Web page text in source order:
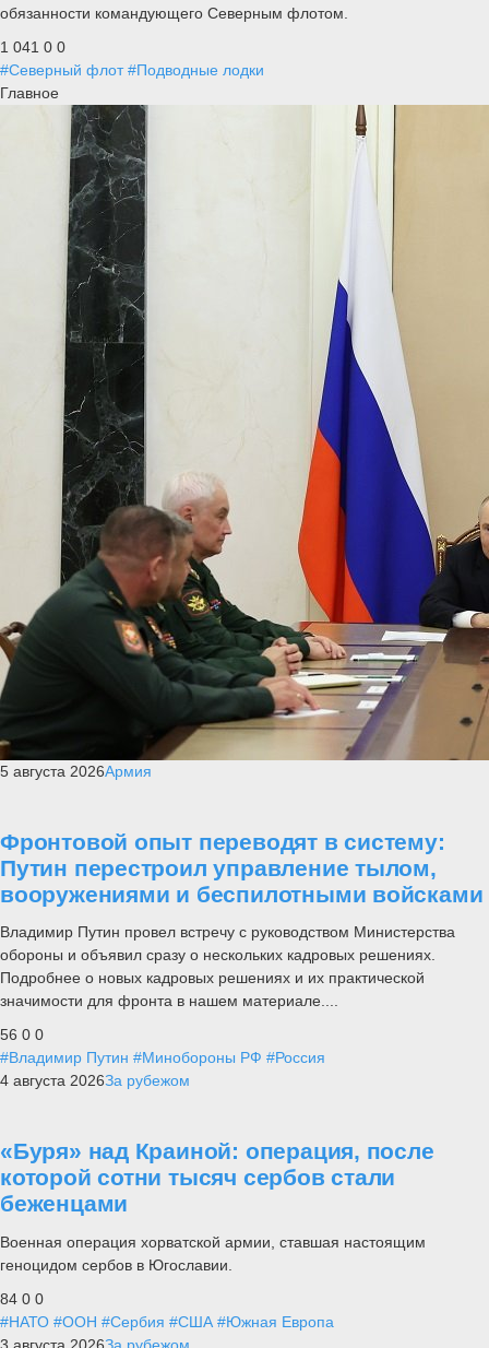
обязанности командующего Северным флотом.
1 041 0 0
#Северный флот #Подводные лодки
Главное
5 августа 2026Армия
Фронтовой опыт переводят в систему:
Путин перестроил управление тылом,
вооружениями и беспилотными войсками
Владимир Путин провел встречу с руководством Министерства
обороны и объявил сразу о нескольких кадровых решениях.
Подробнее о новых кадровых решениях и их практической
значимости для фронта в нашем материале....
56 0 0
#Владимир Путин #Минобороны РФ #Россия
4 августа 2026За рубежом
«Буря» над Краиной: операция, после
которой сотни тысяч сербов стали
беженцами
Военная операция хорватской армии, ставшая настоящим
геноцидом сербов в Югославии.
84 0 0
#НАТО #ООН #Сербия #США #Южная Европа
3 августа 2026За рубежом